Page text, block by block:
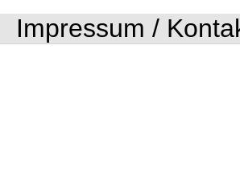
Impressum /